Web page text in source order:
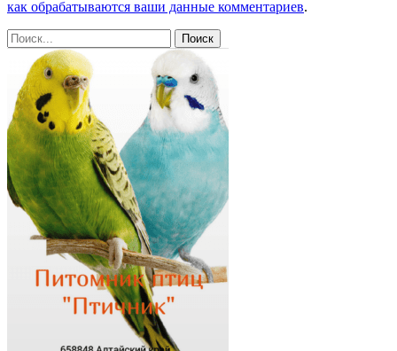
как обрабатываются ваши данные комментариев.